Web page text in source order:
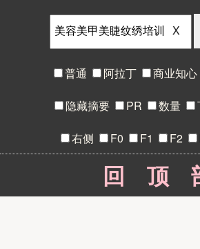
X
普通 阿拉丁 商业知心
隐藏摘要 PR 数量
右侧 F0 F1 F2
回顶